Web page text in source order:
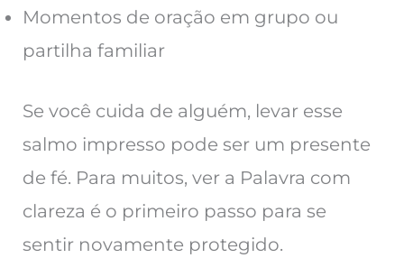
Momentos de oração em grupo ou
partilha familiar
Se você cuida de alguém, levar esse
salmo impresso pode ser um presente
de fé. Para muitos, ver a Palavra com
clareza é o primeiro passo para se
sentir novamente protegido.